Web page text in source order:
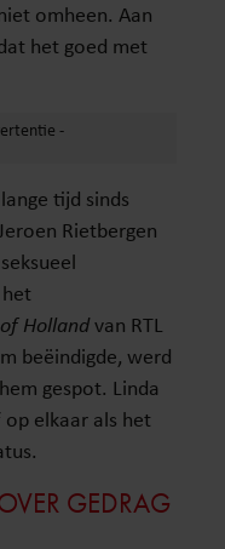
omheen. Aan
het goed met
tijd sinds
Rietbergen
Hollandvan RTL
beëindigde, werd
gespot. Linda
elkaar als het
GEDRAG